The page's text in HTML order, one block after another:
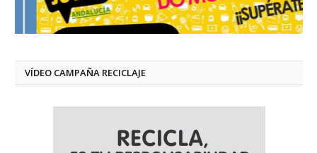
VÍDEO CAMPAÑA RECICLAJE